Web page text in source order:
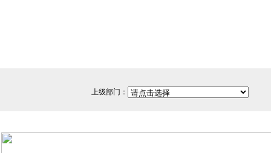
上级部门：